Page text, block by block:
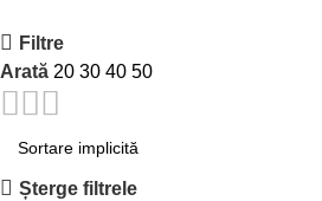
Filtre
Arată 20 30 40 50
Șterge filtrele